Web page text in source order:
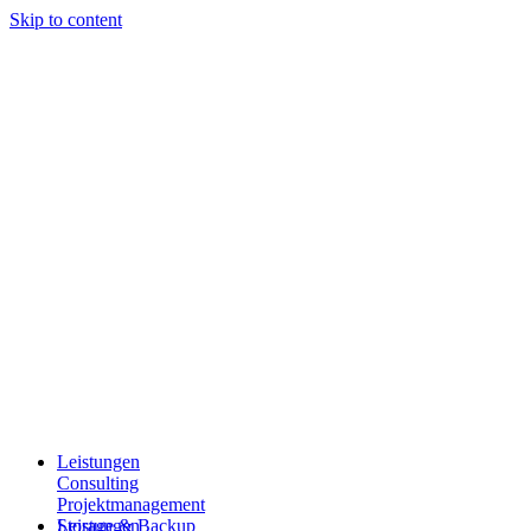
Skip to content
Leistungen
Consulting
Projektmanagement
Storage & Backup
Leistungen